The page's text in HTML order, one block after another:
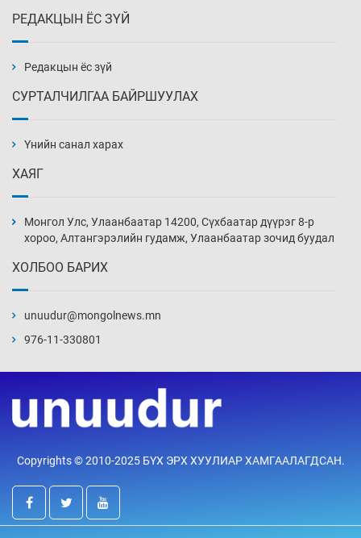
Уржигдар 14 цаг 00 мин
нэмэгджээ
Уржигдар 13 цаг 30 мин
Уржигдар 13 цаг 00 мин
Уржигдар 12 цаг 30 мин
үйлчилж буй гэв
Уржигдар 12 цаг 00 мин
РЕДАКЦЫН ЁС ЗҮЙ
Редакцын ёс зүй
СУРТАЛЧИЛГАА БАЙРШУУЛАХ
Үнийн санал харах
ХАЯГ
Монгол Улс, Улаанбаатар 14200, Сүхбаатар дүүрэг 8-р
хороо, Алтангэрэлийн гудамж, Улаанбаатар зочид буудал
ХОЛБОО БАРИХ
unuudur@mongolnews.mn
976-11-330801
Copyrights © 2010-2025 БҮХ ЭРХ ХУУЛИАР ХАМГААЛАГДСАН.